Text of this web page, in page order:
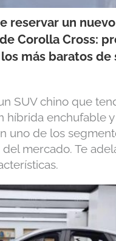
reservar un
Corolla Cross:
más baratos de
SUV chino que
híbrida enchufable y
uno de los
mercado. Te